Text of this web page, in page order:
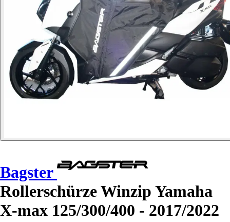
Bagster
Rollerschürze Winzip Yamaha
X-max 125/300/400 - 2017/2022